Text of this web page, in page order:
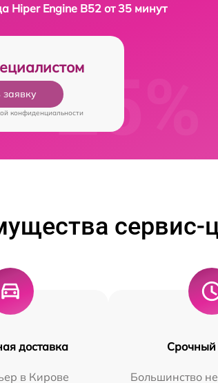
Hiper Engine B52 от 35 минут
заявку
конфиденциальности
сервис-
доставка
в Кирове
Срочный
Большинство